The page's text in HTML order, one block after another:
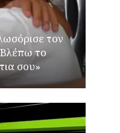
τον
το
σου»